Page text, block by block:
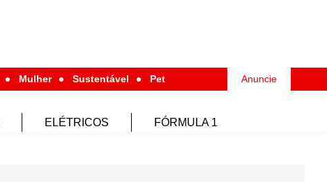
Mulher Sustentável Pet Anuncie
ELÉTRICOS FÓRMULA 1